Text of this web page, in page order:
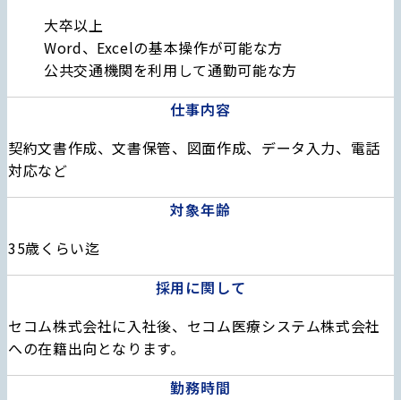
大卒以上
Word、Excelの基本操作が可能な方
公共交通機関を利用して通勤可能な方
仕事内容
契約文書作成、文書保管、図面作成、データ入力、電話
対応など
対象年齢
35歳くらい迄
採用に関して
セコム株式会社に入社後、セコム医療システム株式会社
への在籍出向となります。
勤務時間